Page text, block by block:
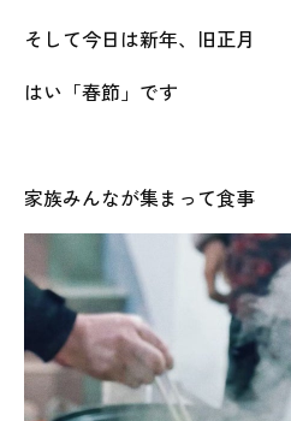
そして今日は新年、旧正月
はい「春節」です
家族みんなが集まって食事